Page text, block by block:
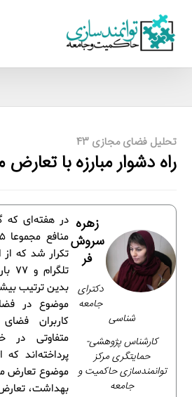
تحلیل فضای مجازی 43
راه دشوار مبارزه با تعارض
در هفته‌ای که
بدین ترتیب
موضوع در
کاربران
متفاوتی در
پرداخته‌اند
موضوع تعارض
بهداشت،
زهره
سروش
فر
دکترای
جامعه
شناسی
کارشناس پژوهشی-
حمایتگری مرکز
توانمندسازی حاکمیت و
جامعه